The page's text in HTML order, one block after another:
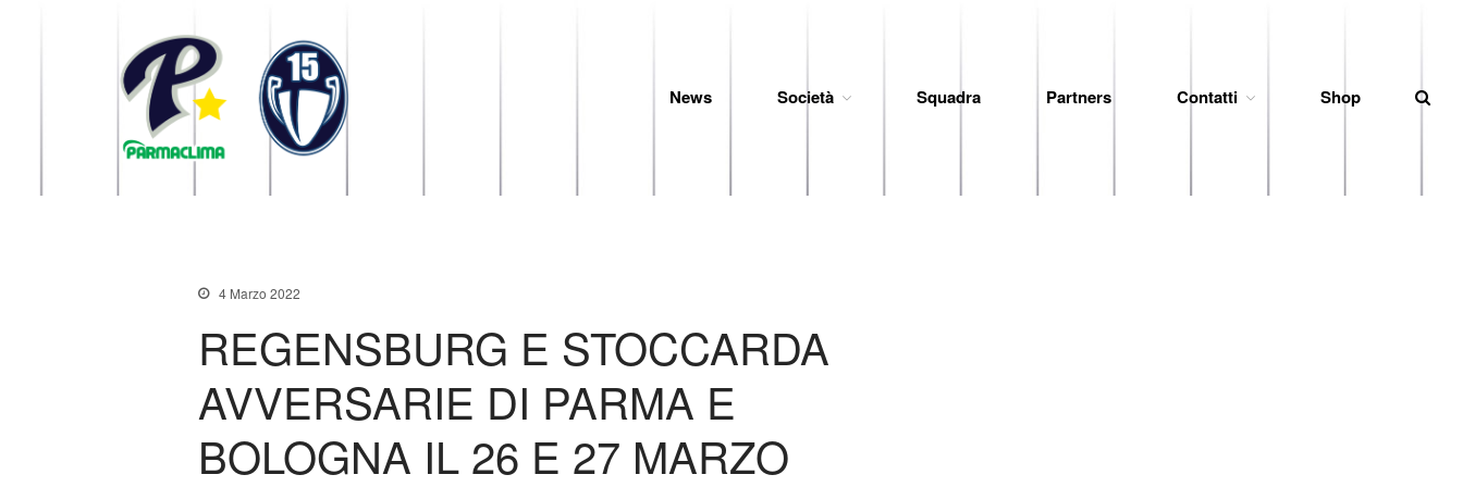
News Società Squadra Partners Contatti Shop
4 Marzo 2022
REGENSBURG E STOCCARDA
AVVERSARIE DI PARMA E
BOLOGNA IL 26 E 27 MARZO